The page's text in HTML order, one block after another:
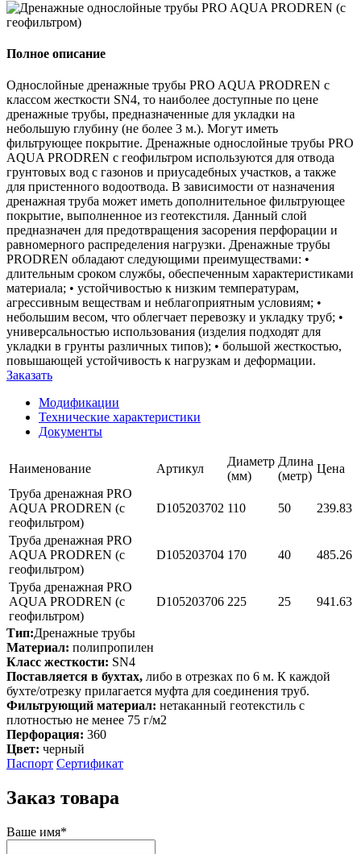
Полное описание
Однослойные дренажные трубы PRO AQUA PRODREN с
классом жесткости SN4, то наиболее доступные по цене
дренажные трубы, предназначенные для укладки на
небольшую глубину (не более 3 м.). Могут иметь
фильтрующее покрытие. Дренажные однослойные трубы PRO
AQUA PRODREN с геофильтром используются для отвода
грунтовых вод с газонов и приусадебных участков, а также
для пристенного водоотвода. В зависимости от назначения
дренажная труба может иметь дополнительное фильтрующее
покрытие, выполненное из геотекстиля. Данный слой
предназначен для предотвращения засорения перфорации и
равномерного распределения нагрузки. Дренажные трубы
PRODREN обладают следующими преимуществами: •
длительным сроком службы, обеспеченным характеристиками
материала; • устойчивостью к низким температурам,
агрессивным веществам и неблагоприятным условиям; •
небольшим весом, что облегчает перевозку и укладку труб; •
универсальностью использования (изделия подходят для
укладки в грунты различных типов); • большой жесткостью,
повышающей устойчивость к нагрузкам и деформации.
Заказать
Модификации
Технические характеристики
Документы
Наименование Артикул
Диаметр
(мм)
Длина
(метр)
Цена
Труба дренажная PRO
AQUA PRODREN (с
геофильтром)
D105203702 110 50 239.83
Труба дренажная PRO
AQUA PRODREN (с
геофильтром)
D105203704 170 40 485.26
Труба дренажная PRO
AQUA PRODREN (с
геофильтром)
D105203706 225 25 941.63
Тип:Дренажные трубы
Материал: полипропилен
Класс жесткости: SN4
Поставляется в бухтах, либо в отрезках по 6 м. К каждой
бухте/отрезку прилагается муфта для соединения труб.
Фильтрующий материал: нетаканный геотекстиль с
плотностью не менее 75 г/м2
Перфорация: 360
Цвет: черный
Паспорт Сертификат
Заказ товара
Ваше имя*